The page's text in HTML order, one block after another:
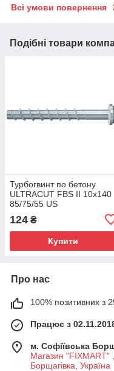
Всі умови повернення
Подібні товари
Турбогвинт по бетону
ULTRACUT FBS II 10x140
85/75/55 US
124 ₴
Купити
Про нас
100% позитивних з
Працює з
м. Софіївська
Магазин "FIXMART"
Борщагівка, Україна